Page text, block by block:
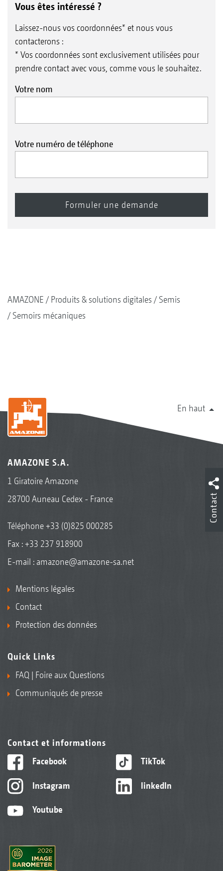
Vous êtes intéressé ?
Laissez-nous vos coordonnées* et nous vous
contacterons :
* Vos coordonnées sont exclusivement utilisées pour
prendre contact avec vous, comme vous le souhaitez.
Votre nom
Votre numéro de téléphone
AMAZONE Produits & solutions digitales
Semis
Semoirs mécaniques
En haut
AMAZONE S.A.
1 Giratoire Amazone
28700 Auneau Cedex - France
Téléphone+33 (0)825 000285
Fax : +33 237 918900
E-mail : amazone@amazone-sa.net
Mentions légales
Contact
Protection des données
Quick Links
FAQ | Foire aux Questions
Communiqués de presse
Contact et informations
Facebook
Instagram
Youtube
TikTok
linkedIn
Contact